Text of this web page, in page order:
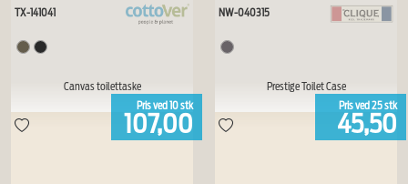
TX-141041
Canvas toilettaske
Pris ved 10stk
107,00
NW-040315
Prestige Toilet Case
Pris ved 25stk
45,50